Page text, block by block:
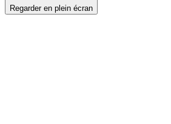
Regarder en plein écran